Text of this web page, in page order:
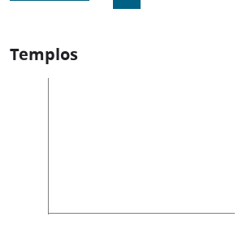
Templos